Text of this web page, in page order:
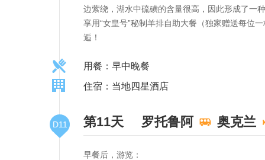
边萦绕，湖水中硫磺的含量很高，因此形成了
享用“女皇号”秘制羊排自助大餐（独家赠送每位
逅！
用餐：早中晚餐
住宿：当地四星酒店
D11 第11天 罗托鲁阿 奥克兰
早餐后，游览：